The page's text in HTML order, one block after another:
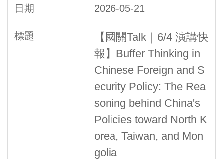
2026-05-21
【國關Talk｜6/4 演講快
報】Buffer Thinking in
Chinese Foreign and S
ecurity Policy: The Rea
soning behind China's
Policies toward North K
orea, Taiwan, and Mon
golia